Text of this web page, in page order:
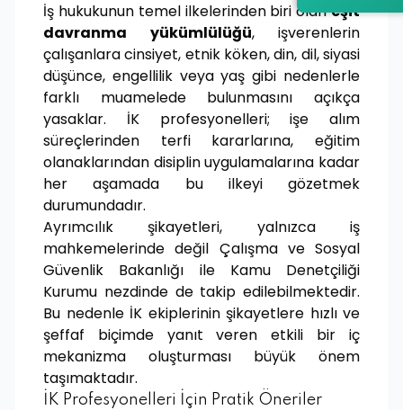
İş hukukunun temel ilkelerinden biri olaneşit
davranma yükümlülüğü, işverenlerin
çalışanlara cinsiyet, etnik köken, din, dil, siyasi
düşünce, engellilik veya yaş gibi nedenlerle
farklı muamelede bulunmasını açıkça
yasaklar. İK profesyonelleri; işe alım
süreçlerinden terfi kararlarına, eğitim
olanaklarından disiplin uygulamalarına kadar
her aşamada bu ilkeyi gözetmek
durumundadır.
Ayrımcılık şikayetleri, yalnızca iş
mahkemelerinde değil Çalışma ve Sosyal
Güvenlik Bakanlığı ile Kamu Denetçiliği
Kurumu nezdinde de takip edilebilmektedir.
Bu nedenle İK ekiplerinin şikayetlere hızlı ve
şeffaf biçimde yanıt veren etkili bir iç
mekanizma oluşturması büyük önem
taşımaktadır.
İK Profesyonelleri İçin Pratik Öneriler